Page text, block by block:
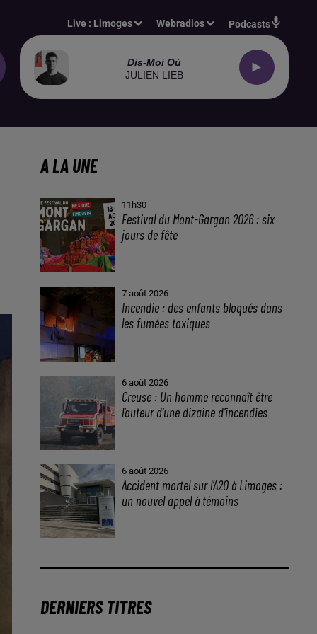
Live : Limoges Webradios Podcasts
Dis-Moi Où
JULIEN LIEB
A LA UNE
11h30
Festival du Mont-Gargan 2026 : six
jours de fête
7 août 2026
Incendie : des enfants bloqués dans
les fumées toxiques
6 août 2026
Creuse : Un homme reconnaît être
l’auteur d’une dizaine d’incendies
6 août 2026
Accident mortel sur l’A20 à Limoges :
un nouvel appel à témoins
DERNIERS TITRES